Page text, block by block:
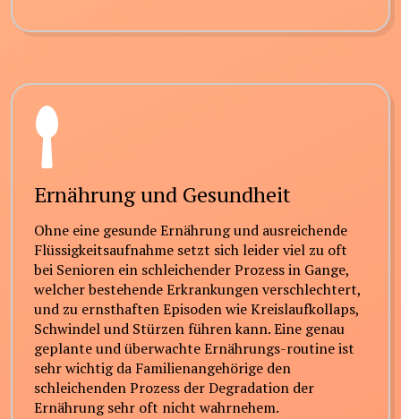
Ernährung und Gesundheit
Ohne eine gesunde Ernährung und ausreichende
Flüssigkeitsaufnahme setzt sich leider viel zu oft
bei Senioren ein schleichender Prozess in Gange,
welcher bestehende Erkrankungen verschlechtert,
und zu ernsthaften Episoden wie Kreislaufkollaps,
Schwindel und Stürzen führen kann. Eine genau
geplante und überwachte Ernährungs-routine ist
sehr wichtig da Familienangehörige den
schleichenden Prozess der Degradation der
Ernährung sehr oft nicht wahrnehem.